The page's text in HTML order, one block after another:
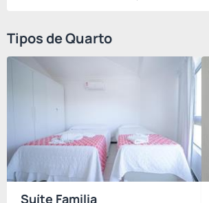
Tipos de Quarto
Suíte Familia